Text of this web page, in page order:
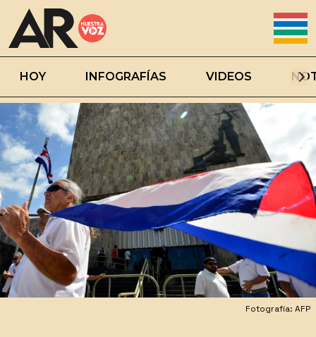
HOY INFOGRAFÍAS VIDEOS
Fotografía: AFP